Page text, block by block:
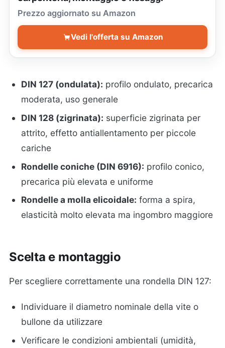
Prezzo aggiornato su Amazon
Vedi l'offerta su Amazon
DIN 127 (ondulata): profilo ondulato, precarica
moderata, uso generale
DIN 128 (zigrinata): superficie zigrinata per
attrito, effetto antiallentamento per piccole
cariche
Rondelle coniche (DIN 6916): profilo conico,
precarica più elevata e uniforme
Rondelle a molla elicoidale: forma a spira,
elasticità molto elevata ma ingombro maggiore
Scelta e montaggio
Per scegliere correttamente una rondella DIN 127:
Individuare il diametro nominale della vite o
bullone da utilizzare
Verificare le condizioni ambientali (umidità,